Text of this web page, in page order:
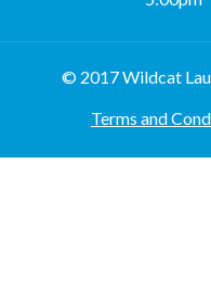
© 2017 Wildcat
Terms and